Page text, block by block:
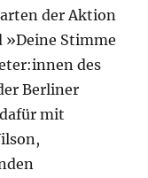
der Aktion
»Deine Stimme
des
Berliner
mit